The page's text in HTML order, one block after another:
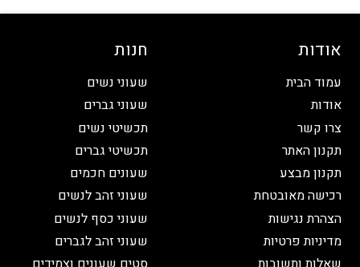
אודות
עמוד הבית
אודות
צרו קשר
תקנון האתר
תקנון מבצע
רכישה מאובטחת
הצהרת נגישות
מדיניות פרטיות
חנות
שעוני נשים
שעוני גברים
תכשיטי נשים
תכשיטי גברים
שעונים חכמים
שעוני זהב לנשים
שעוני כסף לנשים
שעוני זהב לגברים